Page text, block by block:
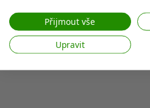
web/aplikaci.
Zobrazit seznam partnerů (7
Vaše údaje používáme pro následující
Přijmout vše
Upravit